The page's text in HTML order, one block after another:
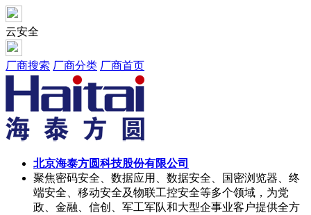
云安全
厂商搜索 厂商分类 厂商首页
北京海泰方圆科技股份有限公司
聚焦密码安全、数据应用、数据安全、国密浏览器、终
端安全、移动安全及物联工控安全等多个领域，为党
政、金融、信创、军工军队和大型企事业客户提供全方